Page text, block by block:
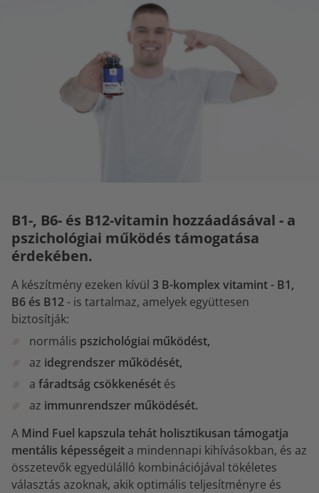
B1-, B6- és B12-vitamin hozzáadásával - a
pszichológiai működés támogatása
érdekében.
A készítmény ezeken kívül 3 B-komplex vitamint - B1,
B6 és B12- is tartalmaz, amelyek együttesen
biztosítják:
normális pszichológiai működést,
az idegrendszer működését,
a fáradtság csökkenését és
az immunrendszer működését.
A Mind Fuel kapszula tehát holisztikusan támogatja
mentális képességeit a mindennapi kihívásokban, és az
összetevők egyedülálló kombinációjával tökéletes
választás azoknak, akik optimális teljesítményre és